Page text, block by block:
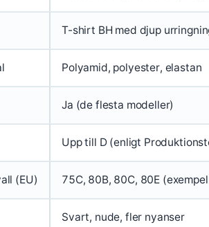
T-shirt BH med djup
Polyamid, polyester, elastan
Ja (de flesta modeller)
Upp till D (enligt
(EU) 75C, 80B, 80C, 80E
Svart, nude, fler nyanser